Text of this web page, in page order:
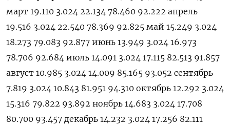
март 19.110 3.024 22.134 78.460 92.222 апрель
19.516 3.024 22.540 78.369 92.825 май 15.249 3.024
18.273 79.083 92.877 июнь 13.949 3.024 16.973
78.706 92.684 июль 14.091 3.024 17.115 82.513 91.857
август 10.985 3.024 14.009 85.165 93.052 сентябрь
7.819 3.024 10.843 81.⁠951 94.310 октябрь 12.292 3.024
15.316 79.822 93.892 ноябрь 14.683 3.024 17.708
80.700 93.457 декабрь 14.232 3.024 17.256 82.111